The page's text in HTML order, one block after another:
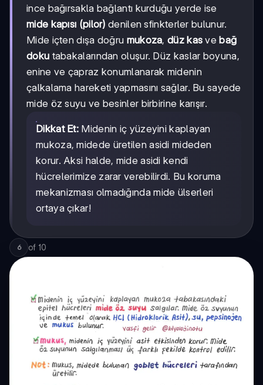
ince bağırsakla bağlantı kurduğu yerde ise
mide kapısı (pilor) denilen sfinkterler bulunur.
Mide içten dışa doğru mukoza,düz kas vebağ
doku tabakalarından oluşur. Düz kaslar boyuna,
enine ve çapraz konumlanarak midenin
çalkalama hareketi yapmasını sağlar. Bu sayede
mide öz suyu ve besinler birbirine karışır.
Dikkat Et: Midenin iç yüzeyini kaplayan
mukoza, midede üretilen asidi mideden
korur. Aksi halde, mide asidi kendi
hücrelerimize zarar verebilirdi. Bu koruma
mekanizması olmadığında mide ülserleri
ortaya çıkar!
6 of 10